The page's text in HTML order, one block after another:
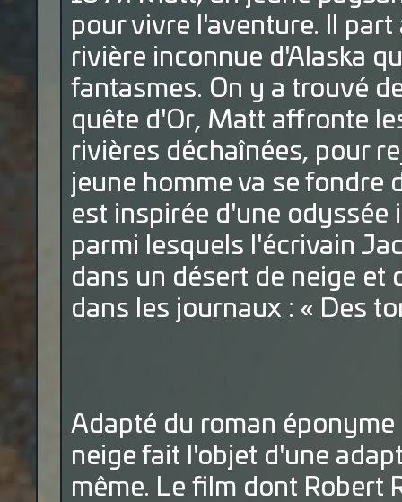
pour vivre l'aventure. Il
rivière inconnue d'Alaska
fantasmes. On y a trouvé
quête d'Or, Matt affronte
rivières déchaînées, pour
jeune homme va se fondre
est inspirée d'une odyssée
parmi lesquels l'écrivain
dans un désert de neige et
dans les journaux : « Des
Adapté du roman éponyme
neige fait l'objet d'une
même. Le film dont Robert